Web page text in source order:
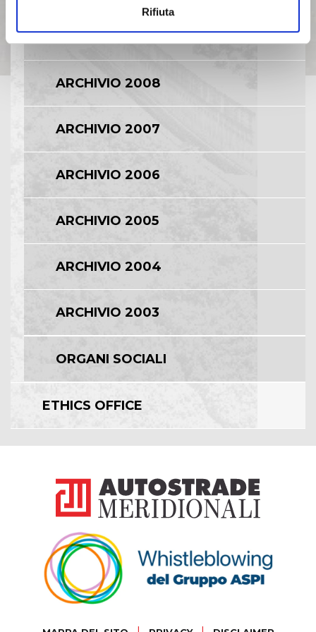
Rifiuta
ARCHIVIO 2009
ARCHIVIO 2008
ARCHIVIO 2007
ARCHIVIO 2006
ARCHIVIO 2005
ARCHIVIO 2004
ARCHIVIO 2003
ORGANI SOCIALI
ETHICS OFFICE